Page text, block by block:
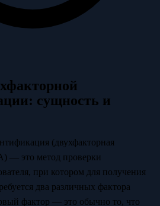
сущность и
(двухфакторная
— это метод проверки
при котором для получения
два различных фактора
фактор — это обычно то, что